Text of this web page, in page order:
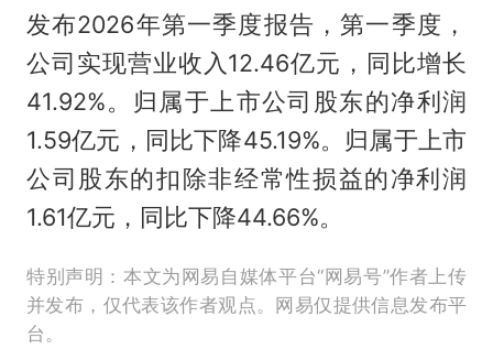
发布2026年第一季度报告，第一季度，
公司实现营业收入12.46亿元，同比增长
41.92%。归属于上市公司股东的净利润
1.59亿元，同比下降45.19%。归属于上市
公司股东的扣除非经常性损益的净利润
1.61亿元，同比下降44.66%。
特别声明：本文为网易自媒体平台“网易号”作者上传
并发布，仅代表该作者观点。网易仅提供信息发布平
台。